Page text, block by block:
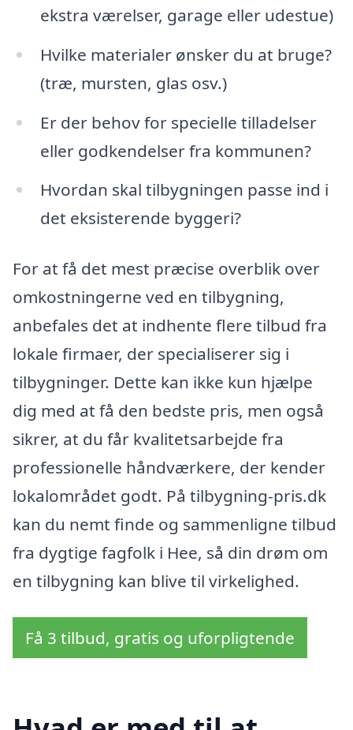
ekstra værelser, garage eller udestue)
Hvilke materialer ønsker du at bruge?
(træ, mursten, glas osv.)
Er der behov for specielle tilladelser
eller godkendelser fra kommunen?
Hvordan skal tilbygningen passe ind i
det eksisterende byggeri?
For at få det mest præcise overblik over
omkostningerne ved en tilbygning,
anbefales det at indhente flere tilbud fra
lokale firmaer, der specialiserer sig i
tilbygninger. Dette kan ikke kun hjælpe
dig med at få den bedste pris, men også
sikrer, at du får kvalitetsarbejde fra
professionelle håndværkere, der kender
lokalområdet godt. På tilbygning-pris.dk
kan du nemt finde og sammenligne tilbud
fra dygtige fagfolk i Hee, så din drøm om
en tilbygning kan blive til virkelighed.
Få 3 tilbud, gratis og uforpligtende